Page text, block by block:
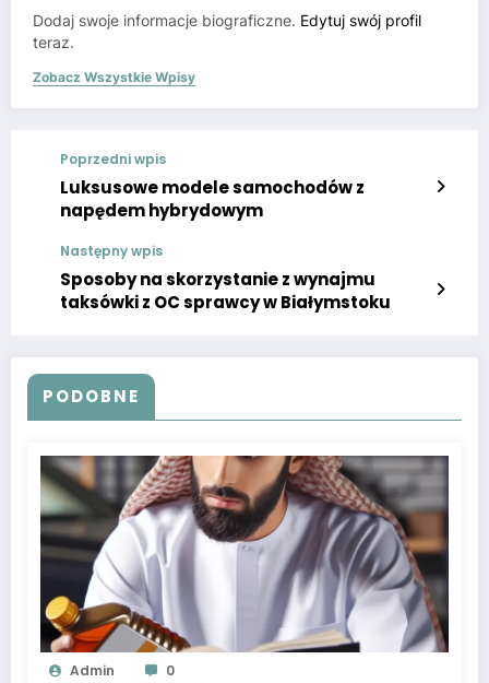
Dodaj swoje informacje biograficzne. Edytuj swój profil
teraz.
Zobacz Wszystkie Wpisy
Poprzedni wpis
Luksusowe modele samochodów z
napędem hybrydowym
Następny wpis
Sposoby na skorzystanie z wynajmu
taksówki z OC sprawcy w Białymstoku
PODOBNE
Admin 0